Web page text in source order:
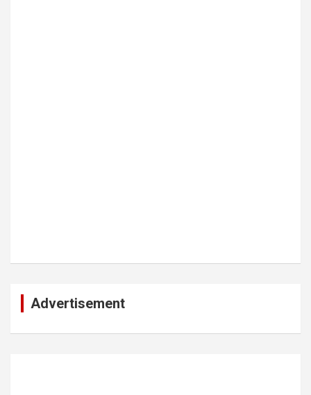
Advertisement